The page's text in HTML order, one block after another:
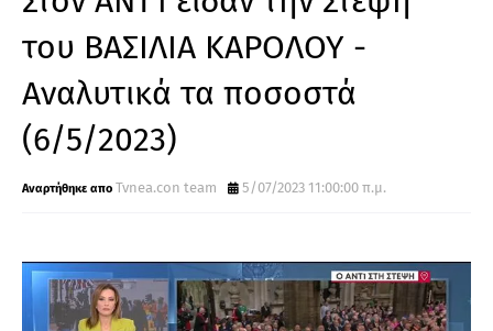
του ΒΑΣΙΛΙΑ ΚΑΡΟΛΟΥ -
Αναλυτικά τα ποσοστά
(6/5/2023)
Tvnea.con team 5/07/2023 11:00:00 π.μ.